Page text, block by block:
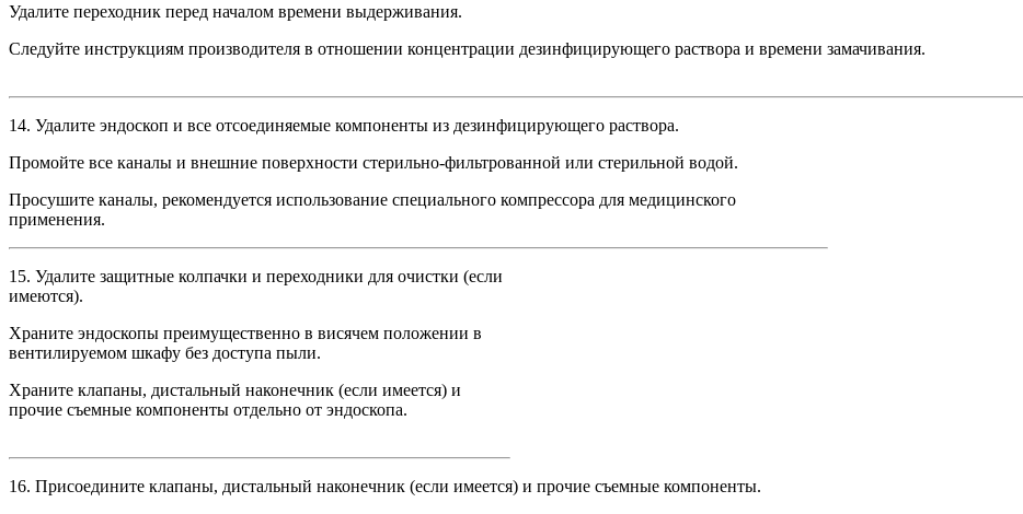
Удалите переходник перед началом времени выдерживания.
Следуйте инструкциям производителя в отношении концентрации дезинфицирующего раствора и времени замачивания.
14. Удалите эндоскоп и все отсоединяемые компоненты из дезинфицирующего раствора.
Промойте все каналы и внешние поверхности стерильно-фильтрованной или стерильной водой.
Просушите каналы, рекомендуется использование специального компрессора для медицинского
применения.
15. Удалите защитные колпачки и переходники для очистки (если
имеются).
Храните эндоскопы преимущественно в висячем положении в
вентилируемом шкафу без доступа пыли.
Храните клапаны, дистальный наконечник (если имеется) и
прочие съемные компоненты отдельно от эндоскопа.
16. Присоедините клапаны, дистальный наконечник (если имеется) и прочие съемные компоненты.